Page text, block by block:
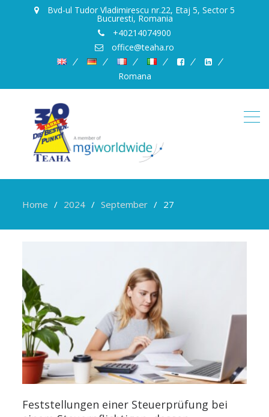
Bvd-ul Tudor Vladimirescu nr.22, Etaj 5, Sector 5
Bucuresti, Romania
+40214074900
office@teaha.ro
Romana
Home 2024 September 27
Feststellungen einer Steuerprüfung bei